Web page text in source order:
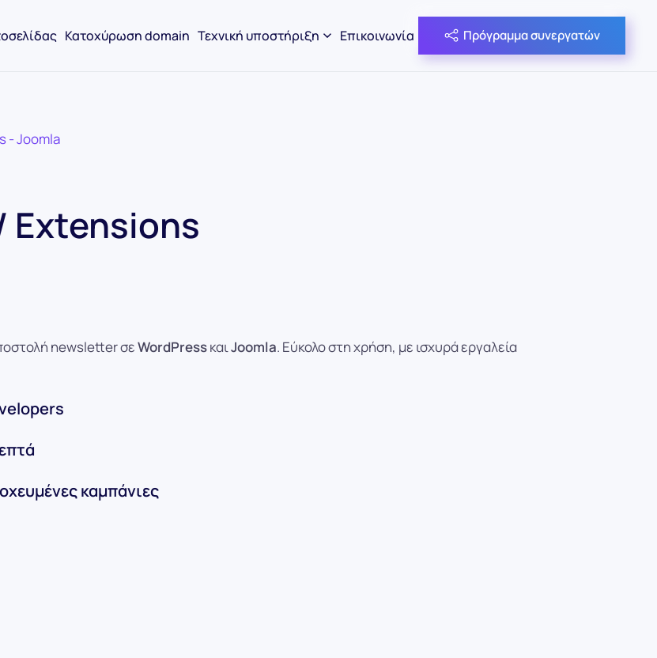
Κατοχύρωση domain Τεχνική υποστήριξη Επικοινωνία Πρόγραμμα συνεργατών
Extensions
newsletter σεWordPressκαιJoomla. Εύκολο στη χρήση, με ισχυρά εργαλεία
καμπάνιες